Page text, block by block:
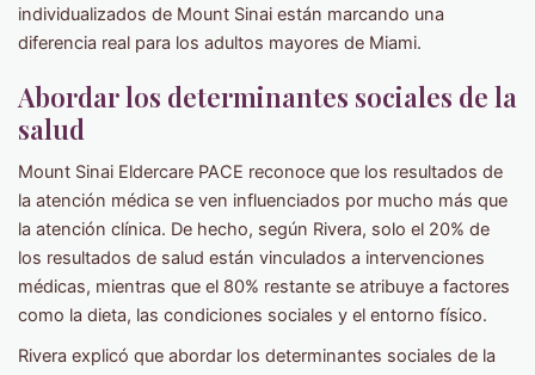
individualizados de Mount Sinai están marcando una
diferencia real para los adultos mayores de Miami.
Abordar los determinantes sociales de la
salud
Mount Sinai Eldercare PACE reconoce que los resultados de
la atención médica se ven influenciados por mucho más que
la atención clínica. De hecho, según Rivera, solo el 20% de
los resultados de salud están vinculados a intervenciones
médicas, mientras que el 80% restante se atribuye a factores
como la dieta, las condiciones sociales y el entorno físico.
Rivera explicó que abordar los determinantes sociales de la